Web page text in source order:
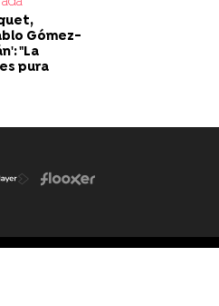
Gómez-
"La
pura